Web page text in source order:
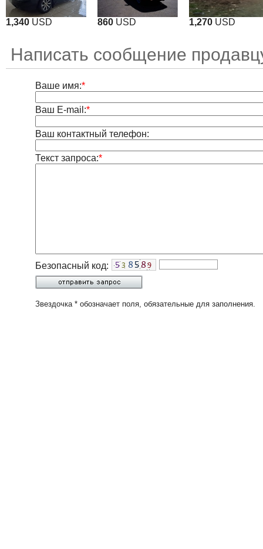
1,340 USD 860 USD 1,270 USD
Написать сообщение
Ваше имя:*
Ваш E-mail:*
Ваш контактный телефон:
Текст запроса:*
Безопасный код:
Звездочка * обозначает поля, обязательные для заполнения.